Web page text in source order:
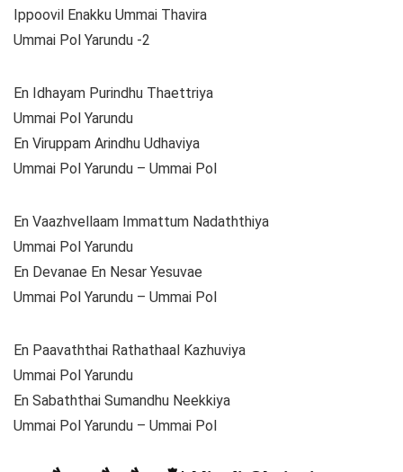
Ippoovil Enakku Ummai Thavira
Ummai Pol Yarundu -2
En Idhayam Purindhu Thaettriya
Ummai Pol Yarundu
En Viruppam Arindhu Udhaviya
Ummai Pol Yarundu – Ummai Pol
En Vaazhvellaam Immattum Nadaththiya
Ummai Pol Yarundu
En Devanae En Nesar Yesuvae
Ummai Pol Yarundu – Ummai Pol
En Paavaththai Rathathaal Kazhuviya
Ummai Pol Yarundu
En Sabaththai Sumandhu Neekkiya
Ummai Pol Yarundu – Ummai Pol